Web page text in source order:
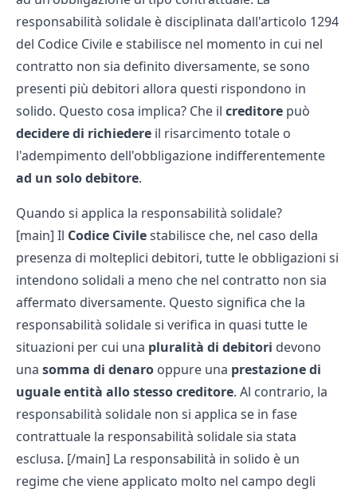
responsabilità solidale è disciplinata dall'articolo 1294
del Codice Civile e stabilisce nel momento in cui nel
contratto non sia definito diversamente, se sono
presenti più debitori allora questi rispondono in
solido. Questo cosa implica? Che il creditore può
decidere di richiedere il risarcimento totale o
l'adempimento dell'obbligazione indifferentemente
ad un solo debitore.
Quando si applica la responsabilità solidale?
[main] Il Codice Civilestabilisce che, nel caso della
presenza di molteplici debitori, tutte le obbligazioni si
intendono solidali a meno che nel contratto non sia
affermato diversamente. Questo significa che la
responsabilità solidale si verifica in quasi tutte le
situazioni per cui una pluralità di debitori devono
una somma di denaro oppure una prestazione di
uguale entità allo stesso creditore. Al contrario, la
responsabilità solidale non si applica se in fase
contrattuale la responsabilità solidale sia stata
esclusa. [/main] La responsabilità in solido è un
regime che viene applicato molto nel campo degli